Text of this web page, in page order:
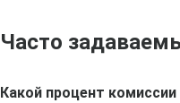
Часто
Какой процент